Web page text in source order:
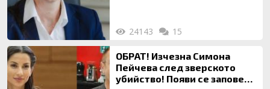
24143 15
ОБРАТ! Изчезна Симона
Пейчева след зверското
убийство! Появи се заповед